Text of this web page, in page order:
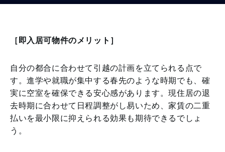
［即入居可物件のメリット］
自分の都合に合わせて引越の計画を立てられる点で
す。進学や就職が集中する春先のような時期でも、確
実に空室を確保できる安心感があります。現住居の退
去時期に合わせて日程調整がし易いため、家賃の二重
払いを最小限に抑えられる効果も期待できるでしょ
う。